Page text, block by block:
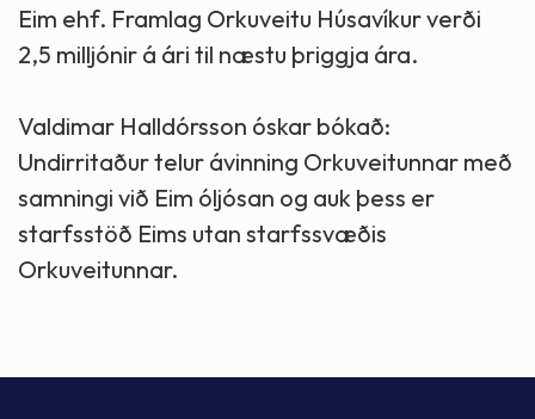
Eim ehf. Framlag Orkuveitu Húsavíkur verði
2,5 milljónir á ári til næstu þriggja ára.
Valdimar Halldórsson óskar bókað:
Undirritaður telur ávinning Orkuveitunnar með
samningi við Eim óljósan og auk þess er
starfsstöð Eims utan starfssvæðis
Orkuveitunnar.